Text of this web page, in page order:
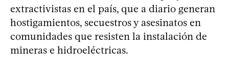
extractivistas en el país, que a diario generan
hostigamientos, secuestros y asesinatos en
comunidades que resisten la instalación de
mineras e hidroeléctricas.